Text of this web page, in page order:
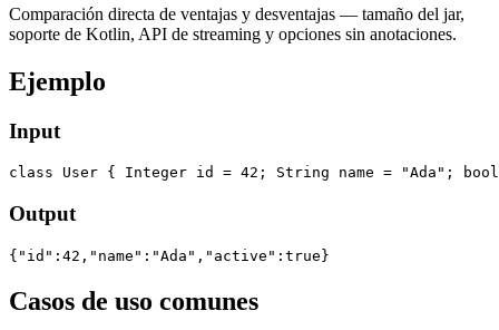
Comparación directa de ventajas y desventajas — tamaño del jar,
soporte de Kotlin, API de streaming y opciones sin anotaciones.
Ejemplo
Input
class User { Integer id = 42; String name = "Ada";
Output
{"id":42,"name":"Ada","active":true}
Casos de uso comunes